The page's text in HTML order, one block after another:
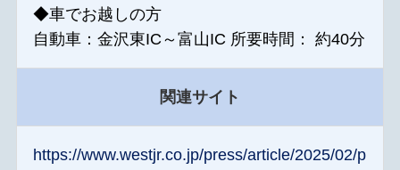
◆車でお越しの方
自動車：金沢東IC～富山IC 所要時間： 約40分
関連サイト
https://www.westjr.co.jp/press/article/2025/02/p